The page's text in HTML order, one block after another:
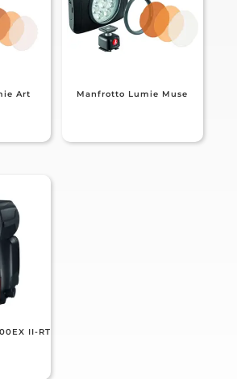
Art Manfrotto Lumie Muse
II-RT